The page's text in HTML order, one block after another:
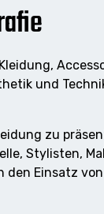
und
zu
Stylisten,
Einsatz